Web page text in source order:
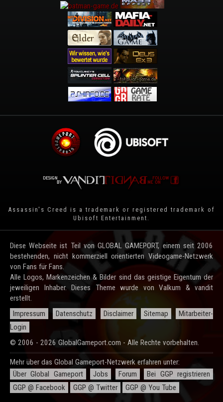
Assassin's Creed is a trademark or registered trademark of
Ubisoft Entertainment
Diese Webseite ist Teil von GLOBAL GAMEPORT, einem seit 2006
bestehenden, nicht kommerziell orientierten Videogame-Netzwerk
von Fans für Fans.
Alle Logos, Markenzeichen & Bilder sind das geistige Eigentum der
jeweiligen Inhaber. Dieses Theme wurde von Valkum & vandit
erstellt.
Impressum
Datenschutz Disclaimer Sitemap
Mitarbeiter-
Login
© 2006 - 2026 GlobalGameport.com - Alle Rechte vorbehalten.
Mehr über das Global Gameport-Netzwerk erfahren unter:
Über Global Gameport
Jobs Forum
Bei GGP registrieren
GGP @ Facebook
GGP @ Twitter GGP @ You Tube